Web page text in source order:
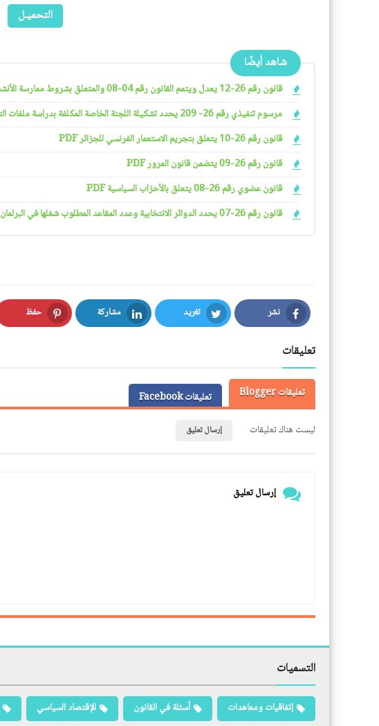
التحميـل
شاهد أيضًا
قانون رقم 26-12 يعدل ويتمم القانون رقم 04-08 والمتعلق بشروط ممارسة الأنشطة التجارية
مرسوم تنفيذي رقم 26- 209 يحدد تشكيلة اللجنة الخاصة المكلفة بدراسة ملفات التجريد من الجنسية الجزائرية وتنظيمها وسيرها PDF
قانون رقم 26-10 يتعلق بتجريم الاستعمار الفرنسي للجزائر PDF
قانون رقم 26-09 يتضمن قانون المرور PDF
قانون عضوي رقم 26-08 يتعلق بالأحزاب السياسية PDF
قانون رقم 26-07 يحدد الدوائر الانتخابية وعدد المقاعد المطلوب شغلها في البرلمان PDF
نشر
Facebook
تغريد
Twitter
مشاركة
LinkedIn
حفظ
Pinterest
تعليقات
تعليقات Blogger
تعليقات Facebook
ليست هناك تعليقات
إرسال تعليق
إرسال تعليق
التسميات
إتفاقيات ومعاهدات أسئلة في القانون الإقتصاد السياسي